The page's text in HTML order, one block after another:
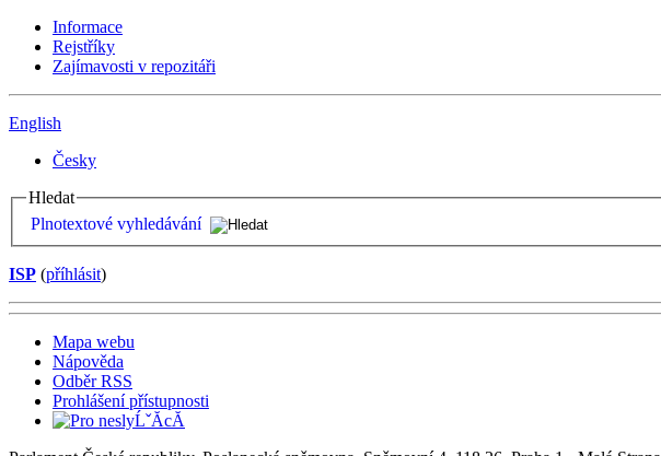
Informace
Rejstříky
Zajímavosti v repozitáři
English
Česky
Hledat
Plnotextové vyhledávání
ISP (příhlásit)
Mapa webu
Nápověda
Odběr RSS
Prohlášení přístupnosti